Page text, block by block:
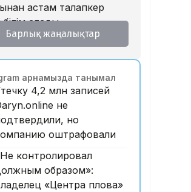
астам талапкер
білім алады
07 Тамыз 2026
– сарапшылар
07 Тамыз 2026
Ұлдана
қазасына
іс сотқа жолданды
Тамыз 2026
облысы аумағындағы
өрттен қорғауға 3
Барлық жаңалықтар
арнамызда танымал
4,2 млн записей
не
но
оштрафовали
контролировал
образом»:
«Центра плова»